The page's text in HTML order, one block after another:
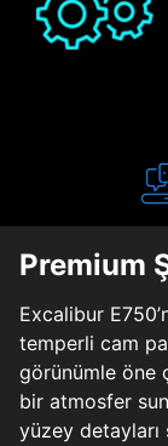
Premium
Excalibur
temperli cam
görünümle öne
bir atmosfer
yüzey detayları